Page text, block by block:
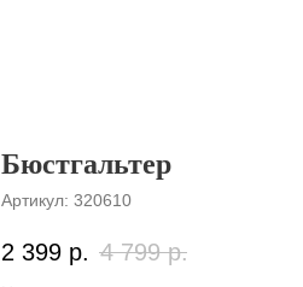
Бюстгальтер
Артикул: 320610
2 399 р. 4 799 р.